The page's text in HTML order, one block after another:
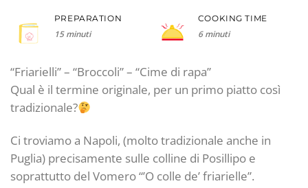
PREPARATION
15 minuti
COOKING TIME
6 minuti
“Friarielli” – “Broccoli” – “Cime di rapa”
Qual è il termine originale, per un primo piatto così
tradizionale?
Ci troviamo a Napoli, (molto tradizionale anche in
Puglia) precisamente sulle colline di Posillipo e
soprattutto del Vomero “’O colle de’ friarielle”.